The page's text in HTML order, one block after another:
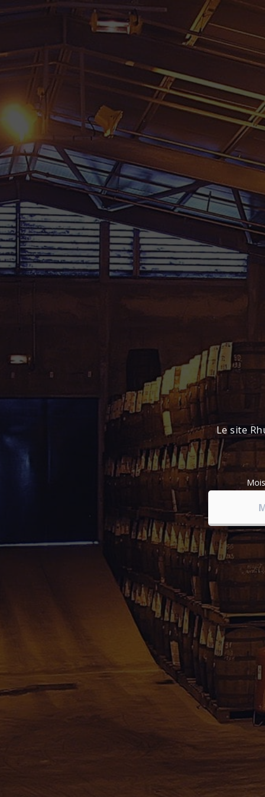
TOUS NOS COLIS SONT
RHUMS GUADELOUPE RHUMS MARTINIQUE
FÛTS &
Accueil/Rhums d'exception/Rhums
Rupture
Le site